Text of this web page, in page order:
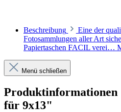
Beschreibung
Eine der
Fotosammlungen aller Art
Papiertaschen FACIL verei…
Menü schließen
Produktinformationen
für 9x13"